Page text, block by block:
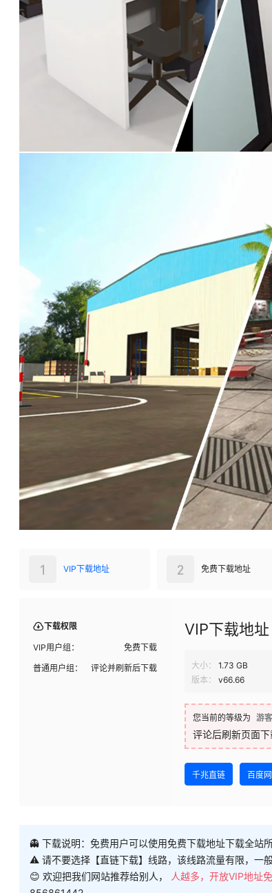
VIP下载地址
1 免费下载地址
2
下载权限
VIP用户组：
免费下载
普通用户组：
评论并刷新后下载
VIP下载地址
大小： 1.73 GB
版本：
v66.66
您当前的等级为 游客
评论后刷新页面下
千兆直链 百度
👻 下载说明：免费用户可以使用免费下载地址下载全站
⚠ 请不要选择【直链下载】线路，该线路流量有限，一
😊 欢迎把我们网站推荐给别人，
人越多，开放VIP地址